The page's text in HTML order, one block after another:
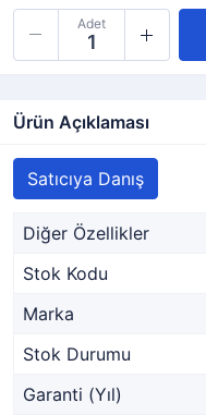
Adet
Ürün Açıklaması
Satıcıya Danış
Diğer Özellikler
Stok Kodu
Marka
Stok Durumu
Garanti (Yıl)